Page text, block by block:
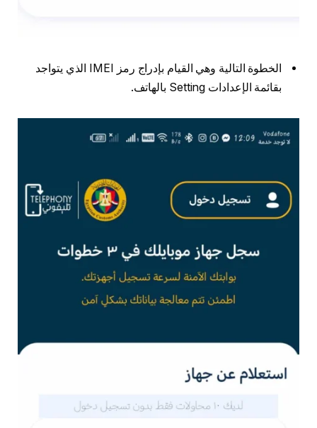
الخطوة التالية وهي القيام بإدراج رمز IMEI الذي يتواجد
بقائمة الإعدادات Setting بالهاتف.